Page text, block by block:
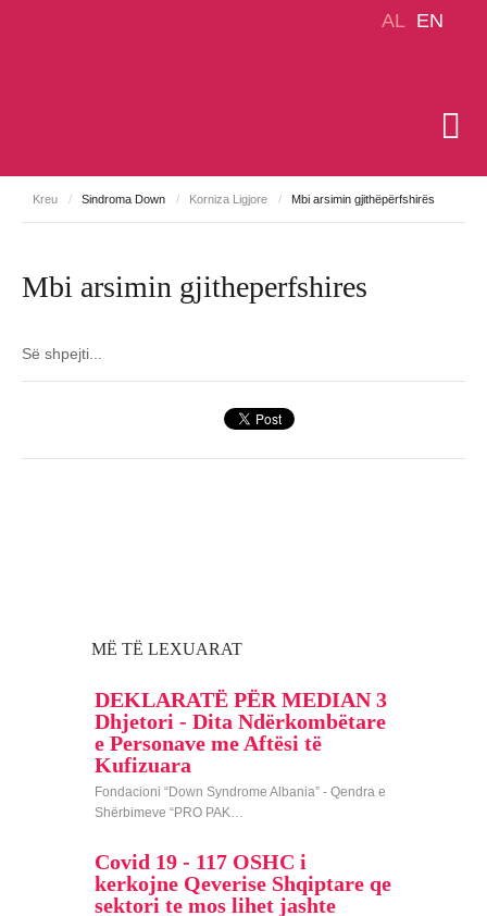
Kreu / Sindroma Down / Korniza Ligjore / Mbi arsimin gjithëpërfshirës
Mbi arsimin gjitheperfshires
Së shpejti...
MË TË LEXUARAT
DEKLARATË PËR MEDIAN 3
Dhjetori - Dita Ndërkombëtare
e Personave me Aftësi të
Kufizuara
Fondacioni “Down Syndrome Albania” - Qendra e
Shërbimeve “PRO PAK…
Covid 19 - 117 OSHC i
kerkojne Qeverise Shqiptare qe
sektori te mos lihet jashte
AL EN